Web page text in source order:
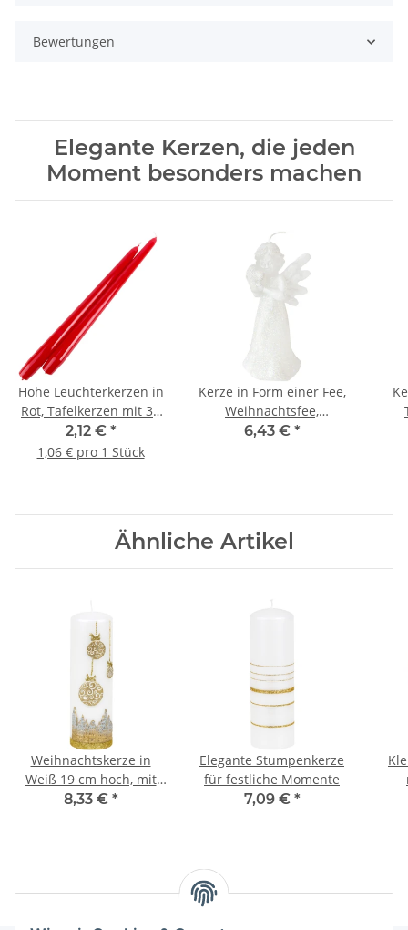
Bewertungen
Elegante Kerzen, die jeden
Moment besonders machen
Hohe Leuchterkerzen in
Rot, Tafelkerzen mit 30
cm Länge, Spitzkerzen
2,12 € *
1,06 € pro 1 Stück
Kerze in Form einer Fee,
Weihnachtsfee,
Weihnachtskerze,
6,43 € *
Ähnliche Artikel
Weihnachtskerze in
Weiß 19 cm hoch, mit
goldenem Motiv Ø 6 cm
8,33 € *
Elegante Stumpenkerze
für festliche Momente
7,09 € *